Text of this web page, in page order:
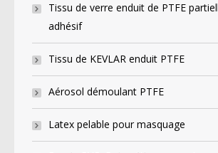
Tissu de verre enduit de PTFE
adhésif
Tissu de KEVLAR enduit PTFE
Aérosol démoulant PTFE
Latex pelable pour masquage